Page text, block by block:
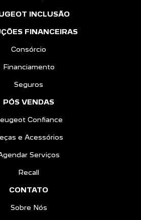
INCLUSÃO
FINANCEIRAS
Consórcio
Financiamento
Seguros
PÓS VENDAS
Confiance
e Acessórios
Serviços
Recall
CONTATO
Sobre Nós